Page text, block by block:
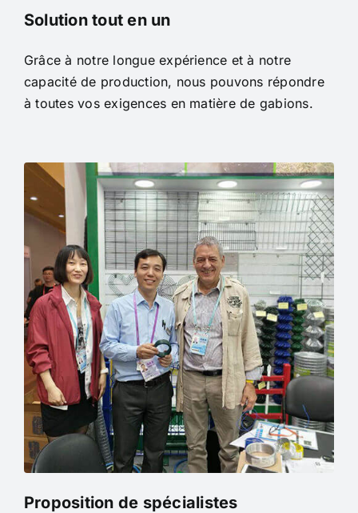
Solution tout en un
Grâce à notre longue expérience et à notre
capacité de production, nous pouvons répondre
à toutes vos exigences en matière de gabions.
Proposition de spécialistes